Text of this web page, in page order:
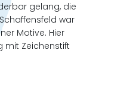
gelang, die
war
Motive. Hier
mit Zeichenstift